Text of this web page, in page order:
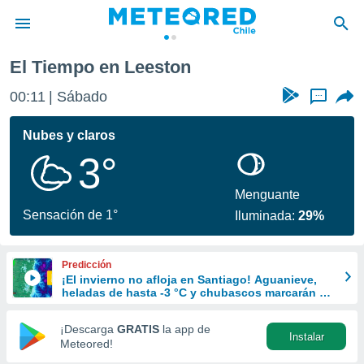
de
por
se
calidad.
a este
las
y
forma
digital
basada
El Tiempo en Leeston
00:11 Sábado ...
Nubes y claros
3°
Sensación de 1°
Menguante
Iluminada:29%
Predicción
¡El invierno no afloja en Santiago! Aguanieve,
heladas de hasta -3 °C y chubascos marcarán el
¡Descarga GRATIS la app de
Meteored!
Instalar